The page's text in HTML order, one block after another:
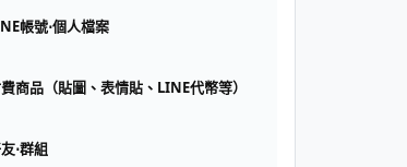
帳號⋅個人檔案
商品（貼圖、表情貼、LINE代幣等）
⋅群組